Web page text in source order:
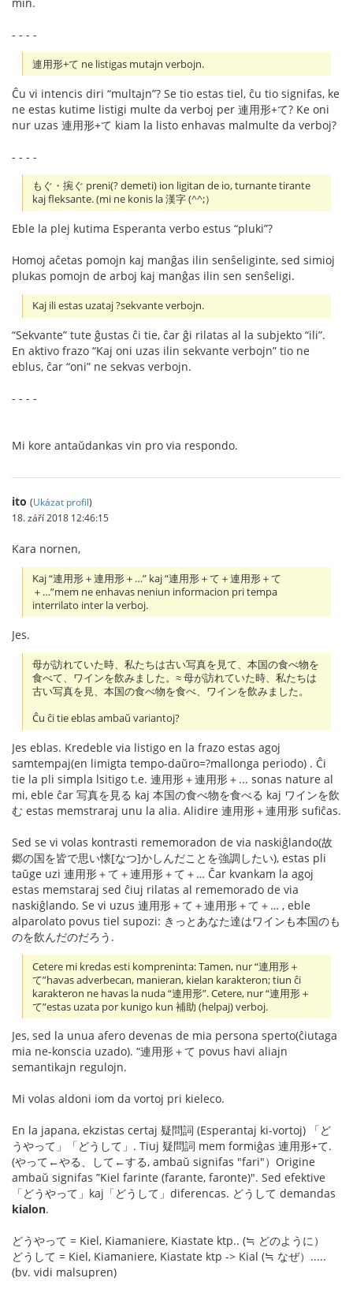
- - - -
連用形+て ne listigas mutajn verbojn.
Ĉu vi intencis diri “multajn”? Se tio estas tiel, ĉu tio signifas, ke
ne estas kutime listigi multe da verboj per 連用形+て? Ke oni
nur uzas 連用形+て kiam la listo enhavas malmulte da verboj?
- - - -
もぐ・捥ぐ preni(? demeti) ion ligitan de io, turnante tirante
kaj fleksante. (mi ne konis la 漢字 (^^;）
Eble la plej kutima Esperanta verbo estus “pluki”?
Homoj aĉetas pomojn kaj manĝas ilin senŝeliginte, sed simioj
plukas pomojn de arboj kaj manĝas ilin sen senŝeligi.
Kaj ili estas uzataj ?sekvante verbojn.
“Sekvante” tute ĝustas ĉi tie, ĉar ĝi rilatas al la subjekto “ili”.
En aktivo frazo “Kaj oni uzas ilin sekvante verbojn” tio ne
eblus, ĉar “oni” ne sekvas verbojn.
- - - -
Mi kore antaŭdankas vin pro via respondo.
ito (Ukázat profil)
18. září 2018 12:46:15
Kara nornen,
Kaj “連用形＋連用形＋…” kaj “連用形＋て＋連用形＋て
＋…”mem ne enhavas neniun informacion pri tempa
interrilato inter la verboj.
Jes.
母が訪れていた時、私たちは古い写真を見て、本国の食べ物を
食べて、ワインを飲みました。≈ 母が訪れていた時、私たちは
古い写真を見、本国の食べ物を食べ、ワインを飲みました。
Ĉu ĉi tie eblas ambaŭ variantoj?
Jes eblas. Kredeble via listigo en la frazo estas agoj
samtempaj(en limigta tempo-daŭro=?mallonga periodo) . Ĉi
tie la pli simpla lsitigo t.e. 連用形＋連用形＋... sonas nature al
mi, eble ĉar 写真を見る kaj 本国の食べ物を食べる kaj ワインを飲
む estas memstraraj unu la alia. Alidire 連用形＋連用形 sufiĉas.
Sed se vi volas kontrasti rememoradon de via naskiĝlando(故
郷の国を皆で思い懐[なつ]かしんだことを強調したい), estas pli
taŭge uzi 連用形＋て＋連用形＋て＋… Ĉar kvankam la agoj
estas memstaraj sed ĉiuj rilatas al rememorado de via
naskiĝlando. Se vi uzus 連用形＋て＋連用形＋て＋… , eble
alparolato povus tiel supozi: きっとあなた達はワインも本国のも
のを飲んだのだろう.
Cetere mi kredas esti kompreninta: Tamen, nur “連用形＋
て”havas adverbecan, manieran, kielan karakteron; tiun ĉi
karakteron ne havas la nuda “連用形”. Cetere, nur “連用形＋
て”estas uzata por kunigo kun 補助 (helpaj) verboj.
Jes, sed la unua afero devenas de mia persona sperto(ĉiutaga
mia ne-konscia uzado). “連用形＋て povus havi aliajn
semantikajn regulojn.
Mi volas aldoni iom da vortoj pri kieleco.
En la japana, ekzistas certaj 疑問詞 (Esperantaj ki-vortoj) 「ど
うやって」「どうして」. Tiuj 疑問詞 mem formiĝas 連用形+て.
(やって←やる、して←する, ambaŭ signifas "fari"）Origine
ambaŭ signifas ”Kiel farinte (farante, faronte)". Sed efektive
「どうやって」kaj「どうして」diferencas. どうして demandas
kialon.
どうやって = Kiel, Kiamaniere, Kiastate ktp.. (≒ どのように）
どうして = Kiel, Kiamaniere, Kiastate ktp -> Kial (≒ なぜ）.....
(bv. vidi malsupren)